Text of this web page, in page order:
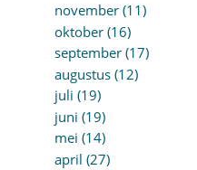
november (11)
oktober (16)
september (17)
augustus (12)
juli (19)
juni (19)
mei (14)
april (27)